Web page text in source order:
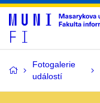
Fotogalerie
událostí